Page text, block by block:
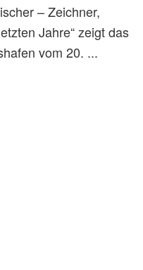
– Zeichner,
Jahre“ zeigt das
vom 20. ...